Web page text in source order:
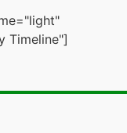
Timeline"]